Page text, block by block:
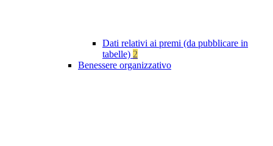
Dati relativi ai premi (da pubblicare in
tabelle) 2
Benessere organizzativo